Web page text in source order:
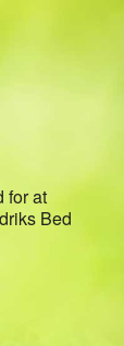
for at
Bed